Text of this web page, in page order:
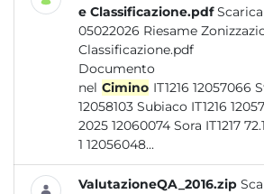
e Classificazione.pdf
05022026 Riesame
Classificazione.pdf
Documento
nel Cimino
12058103 Subiaco IT1216 12057067...DGR 119/22
2025 12060074 Sora IT1217 72.1 24712 4 1 4 4 1 1 1
1 12056048...
ValutazioneQA_2016.zip